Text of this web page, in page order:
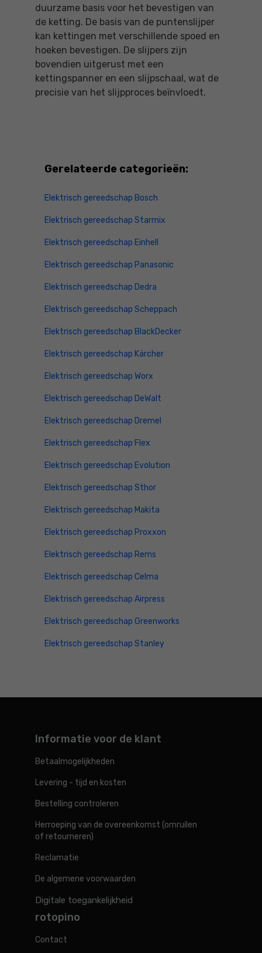
duurzame basis voor het bevestigen van
de ketting. De basis van de puntenslijper
kan kettingen met verschillende spoed en
hoeken bevestigen. De slijpers zijn
bovendien uitgerust met een
kettingspanner en een slijpschaal, wat de
precisie van het slijpproces beïnvloedt.
Gerelateerde categorieën:
Elektrisch gereedschap Bosch
Elektrisch gereedschap Starmix
Elektrisch gereedschap Einhell
Elektrisch gereedschap Panasonic
Elektrisch gereedschap Dedra
Elektrisch gereedschap Scheppach
Elektrisch gereedschap BlackDecker
Elektrisch gereedschap Kärcher
Elektrisch gereedschap Worx
Elektrisch gereedschap DeWalt
Elektrisch gereedschap Dremel
Elektrisch gereedschap Flex
Elektrisch gereedschap Evolution
Elektrisch gereedschap Sthor
Elektrisch gereedschap Makita
Elektrisch gereedschap Proxxon
Elektrisch gereedschap Rems
Elektrisch gereedschap Celma
Elektrisch gereedschap Airpress
Elektrisch gereedschap Greenworks
Elektrisch gereedschap Stanley
Informatie voor de klant
Betaalmogelijkheden
Levering - tijd en kosten
Bestelling controleren
Herroeping van de overeenkomst (omruilen
of retourneren)
Reclamatie
De algemene voorwaarden
Digitale toegankelijkheid
rotopino
Contact